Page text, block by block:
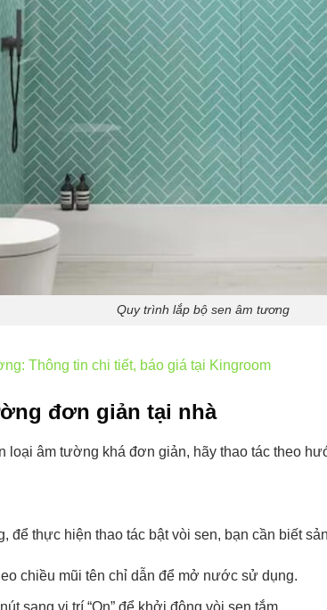
Quy trình lắp bộ sen âm tương
Thông tin chi tiết, báo giá tại Kingroom
đơn giản tại nhà
loại âm tường khá đơn giản, hãy thao tác theo
để thực hiện thao tác bật vòi sen, bạn cần biết
chiều mũi tên chỉ dẫn để mở nước sử dụng.
sang vị trí “On” để khởi động vòi sen tắm.